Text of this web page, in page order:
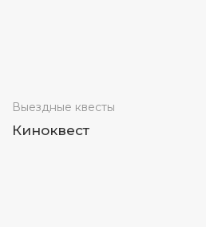
Выездные квесты
Киноквест